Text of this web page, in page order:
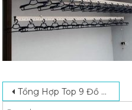
Post
Tổng Hợp Top 9 Đồ Nội Thất Thông Minh Thiết Kế Hiện Đại Nên Mua 2024